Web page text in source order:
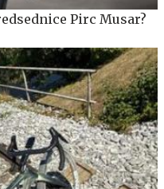
Pirc Musar?